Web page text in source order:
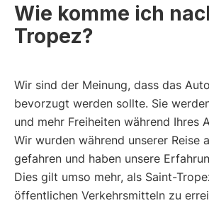
Wie komme ich
Tropez?
Wir sind der Meinung, dass das
bevorzugt werden sollte. Sie
und mehr Freiheiten während Ihres
Wir wurden während unserer Reise
gefahren und haben unsere
Dies gilt umso mehr, als Saint-
öffentlichen Verkehrsmitteln zu